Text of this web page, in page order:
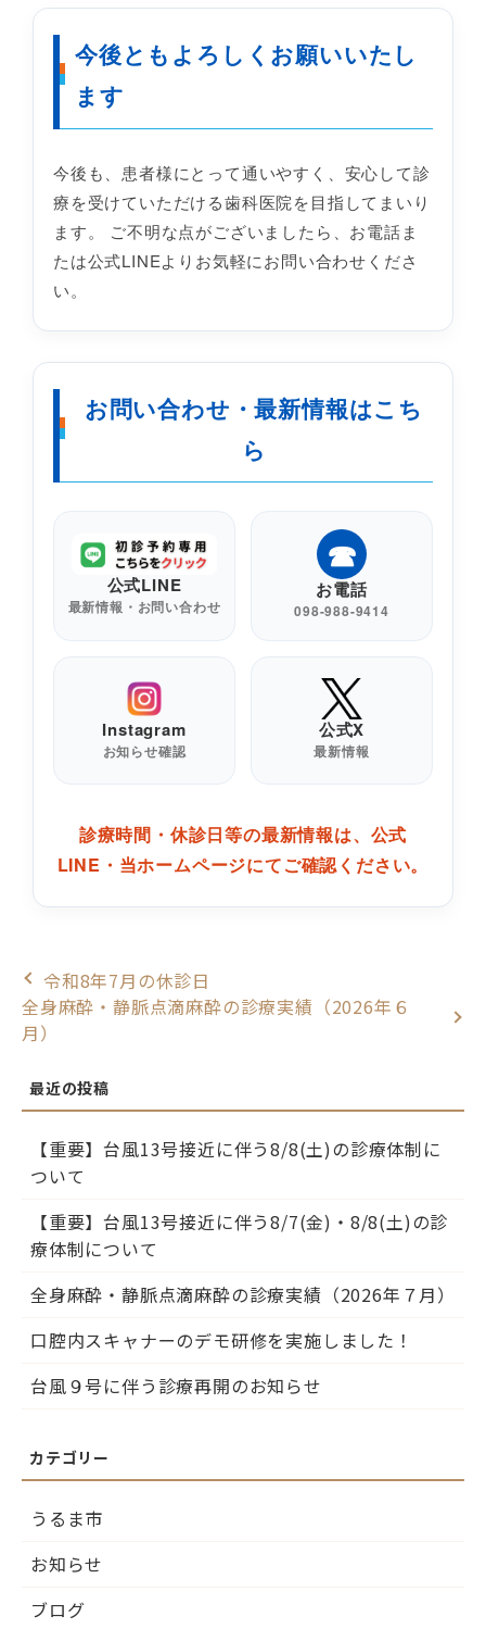
今後ともよろしくお願いいたし
ます
今後も、患者様にとって通いやすく、安心して診
療を受けていただける歯科医院を目指してまいり
ます。 ご不明な点がございましたら、お電話ま
たは公式LINEよりお気軽にお問い合わせくださ
い。
お問い合わせ・最新情報はこち
ら
公式LINE
最新情報・お問い合わせ
☎
お電話
098-988-9414
Instagram
お知らせ確認
公式X
最新情報
診療時間・休診日等の最新情報は、公式
LINE・当ホームページにてご確認ください。
令和8年7月の休診日
全身麻酔・静脈点滴麻酔の診療実績（2026年６
月）
【重要】台風13号接近に伴う8/8(土)の診療体制に
ついて
【重要】台風13号接近に伴う8/7(金)・8/8(土)の診
療体制について
全身麻酔・静脈点滴麻酔の診療実績（2026年７月）
口腔内スキャナーのデモ研修を実施しました！
台風９号に伴う診療再開のお知らせ
うるま市
お知らせ
ブログ